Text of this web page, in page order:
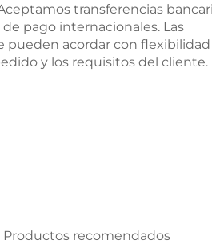
transferencias
pago internacionales. Las
pueden acordar con flexibilidad
y los requisitos del cliente.
Productos recomendados